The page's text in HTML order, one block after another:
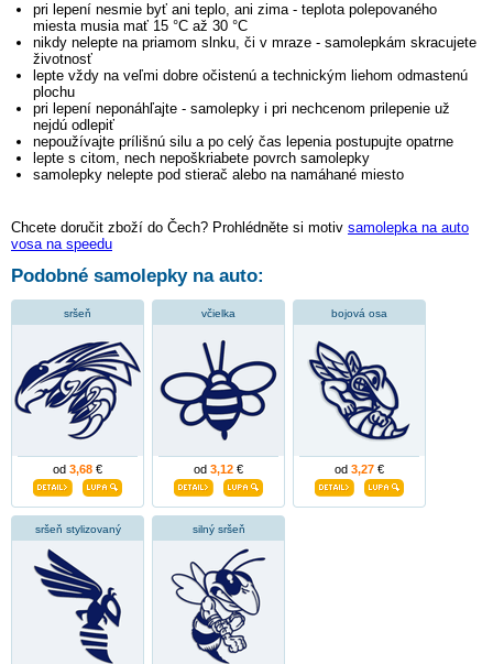
pri lepení nesmie byť ani teplo, ani zima - teplota polepovaného
miesta musia mať 15 °C až 30 °C
nikdy nelepte na priamom slnku, či v mraze - samolepkám skracujete
životnosť
lepte vždy na veľmi dobre očistenú a technickým liehom odmastenú
plochu
pri lepení neponáhľajte - samolepky i pri nechcenom prilepenie už
nejdú odlepiť
nepoužívajte prílišnú silu a po celý čas lepenia postupujte opatrne
lepte s citom, nech nepoškriabete povrch samolepky
samolepky nelepte pod stierač alebo na namáhané miesto
Chcete doručit zboží do Čech? Prohlédněte si motiv samolepka na auto
vosa na speedu
Podobné samolepky na auto:
sršeň
od 3,68 €
včielka
od 3,12 €
bojová osa
od 3,27 €
sršeň stylizovaný silný sršeň